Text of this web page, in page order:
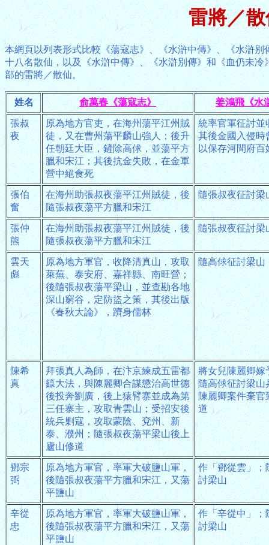
雷將／
本網頁以列表形式比較《蕩寇志》、《水滸中傳》、《水滸
十八名散仙，以及《水滸中傳》、《水滸別傳》和《血仍未
部的雷將／散仙。
姓名 俞萬春《蕩寇志》 姜鴻飛《水
張叔
夜
原為地方官吏，在海州蕩平江州賊
徒，又在曹州蕩平麟山強人；後升
任朝廷大臣，鏟除高俅，並蕩平方
臘和宋江；其後抗金失敗，在金軍
營中絕食死
統率官軍征討並
其後金國入侵時
以保存河間府百
張伯
奮
在海州助張叔夜蕩平江州賊徒，後
隨張叔夜蕩平方臘和宋江
隨張叔夜征討梁
張仲
熊
在海州助張叔夜蕩平江州賊徒，後
隨張叔夜蕩平方臘和宋江
隨張叔夜征討梁
雲天
彪
原為地方軍官，收降清真山，攻取
萊蕪、泰安府、嘉祥縣、南旺營；
後隨張叔夜蕩平梁山，並查勘各地
深山窮谷，定防盜之策，其後出版
《春秋大論》，躋身儒林
隨高俅征討梁山
陳希
真
拜張真人為師，在汴京練成五雷都
籙大法，與陳麗卿合謀懲治高世德
後投奔劉廣，後上猿臂寨並成為第
三任寨主，攻取青雲山；受招安後
統兵剿寇，攻取蒙陰、兗州、新
泰、濮州；隨張叔夜蕩平梁山後上
廬山修道
將女兒陳麗卿嫁
隨高俅征討梁山
陳麗卿案件棄官
道
鄧宗
弼
原為地方軍官，率軍大破鹽山軍，
後隨張叔夜蕩平方臘和宋江，又蕩
平鹽山
作「鄧從雲」；
討梁山
辛從
忠
原為地方軍官，率軍大破鹽山軍，
後隨張叔夜蕩平方臘和宋江，又蕩
平鹽山
作「辛從中」；
討梁山